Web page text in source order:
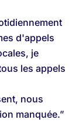
d'appels
je
les appels
nous
manquée.”